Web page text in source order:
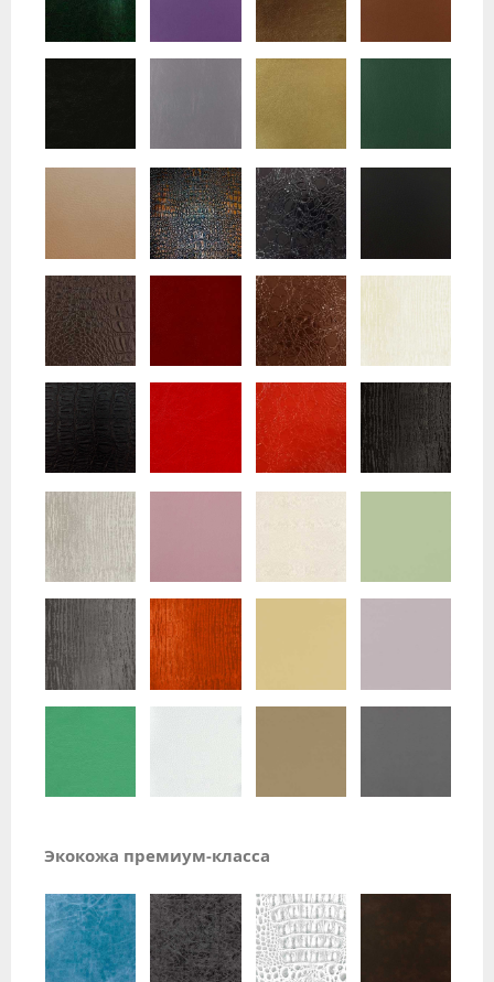
Экокожа премиум-класса